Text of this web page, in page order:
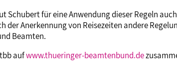
Schubert für eine Anwendung dieser Regeln
Anerkennung von Reisezeiten andere
Beamten.
aufwww.thueringer-beamtenbund.de